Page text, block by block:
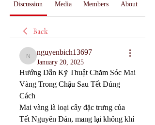
Discussion Media Members About
Back
nguyenbich13697
nguyenbich13697
January 20, 2025
Hướng Dẫn Kỹ Thuật Chăm Sóc Mai
Vàng Trong Chậu Sau Tết Đúng
Cách
Mai vàng là loại cây đặc trưng của
Tết Nguyên Đán, mang lại không khí